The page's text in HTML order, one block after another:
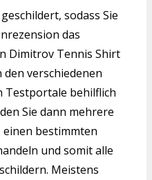
sodass Sie
das
Dimitrov Tennis Shirt
verschiedenen
Testportale behilflich
Sie dann mehrere
einen bestimmten
und somit alle
Meistens